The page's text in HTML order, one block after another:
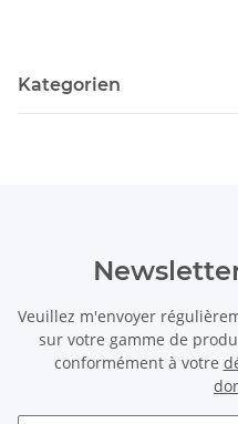
Kategorien
Veuillez m'envoyer
sur votre gamme de
conformément à votre